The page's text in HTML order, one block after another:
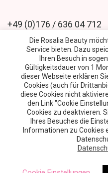
+49 (0)176 / 636 04 712
Sonnenstraße 4
80331 München
© 2026 · Rosalia Beauty ·
vorbehalten · Alle
Die Rosalia Beauty
Service bieten. Dazu
Ihren Besuch in
Gültigkeitsdauer von 1
dieser Webseite erklären
Cookies (auch für
diese Cookies nicht
den Link "Cookie
Cookies zu deaktvieren.
Ihres Besuches die
Informationen zu Cookies